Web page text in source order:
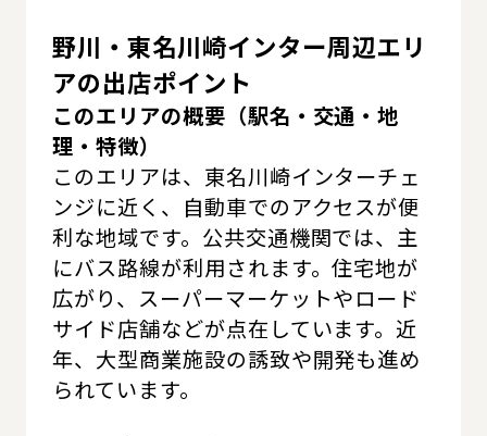
野川・東名川崎インター周辺エリ
アの出店ポイント
このエリアの概要（駅名・交通・地
理・特徴）
このエリアは、東名川崎インターチェ
ンジに近く、自動車でのアクセスが便
利な地域です。公共交通機関では、主
にバス路線が利用されます。住宅地が
広がり、スーパーマーケットやロード
サイド店舗などが点在しています。近
年、大型商業施設の誘致や開発も進め
られています。